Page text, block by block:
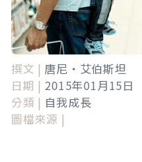
撰文 | 唐尼‧艾伯斯坦
日期 | 2015年01月15日
分類 | 自我成長
圖檔來源 |